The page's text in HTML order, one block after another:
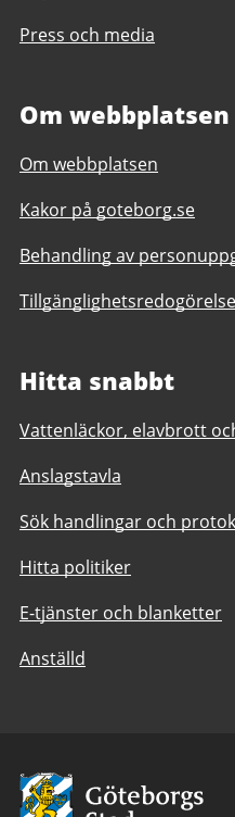
Press och media
Om webbplatsen
Om webbplatsen
Kakor på goteborg.se
Behandling av
Tillgänglighetsredogörelse
Hitta snabbt
Vattenläckor, elavbrott
Anslagstavla
Sök handlingar och
Hitta politiker
E-tjänster och blanketter
Anställd
Avsändare:
Göteborgs